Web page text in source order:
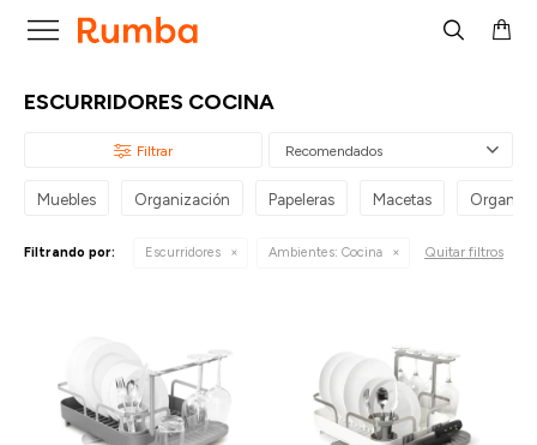

ESCURRIDORES COCINA
Recomendados
Muebles Organización Papeleras Macetas
Filtrando por: Escurridores Ambientes: Cocina Quitar filtros